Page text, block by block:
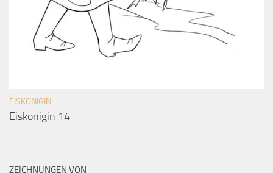
EISKÖNIGIN
Eiskönigin 14
ZEICHNUNGEN VON